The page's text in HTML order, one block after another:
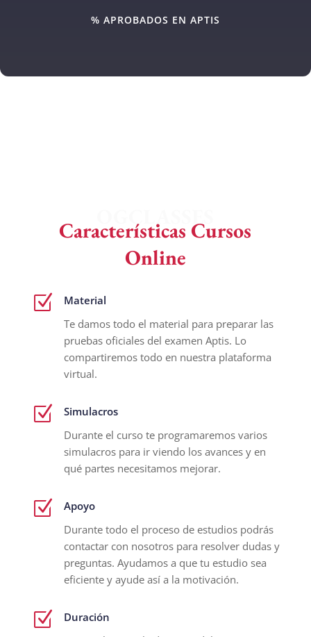
% APROBADOS EN APTIS
OGCLASSES
Características Cursos
Online
Z
Material
Te damos todo el material para preparar las
pruebas oficiales del examen Aptis. Lo
compartiremos todo en nuestra plataforma
virtual.
Z
Simulacros
Durante el curso te programaremos varios
simulacros para ir viendo los avances y en
qué partes necesitamos mejorar.
Z
Apoyo
Durante todo el proceso de estudios podrás
contactar con nosotros para resolver dudas y
preguntas. Ayudamos a que tu estudio sea
eficiente y ayude así a la motivación.
Z
Duración